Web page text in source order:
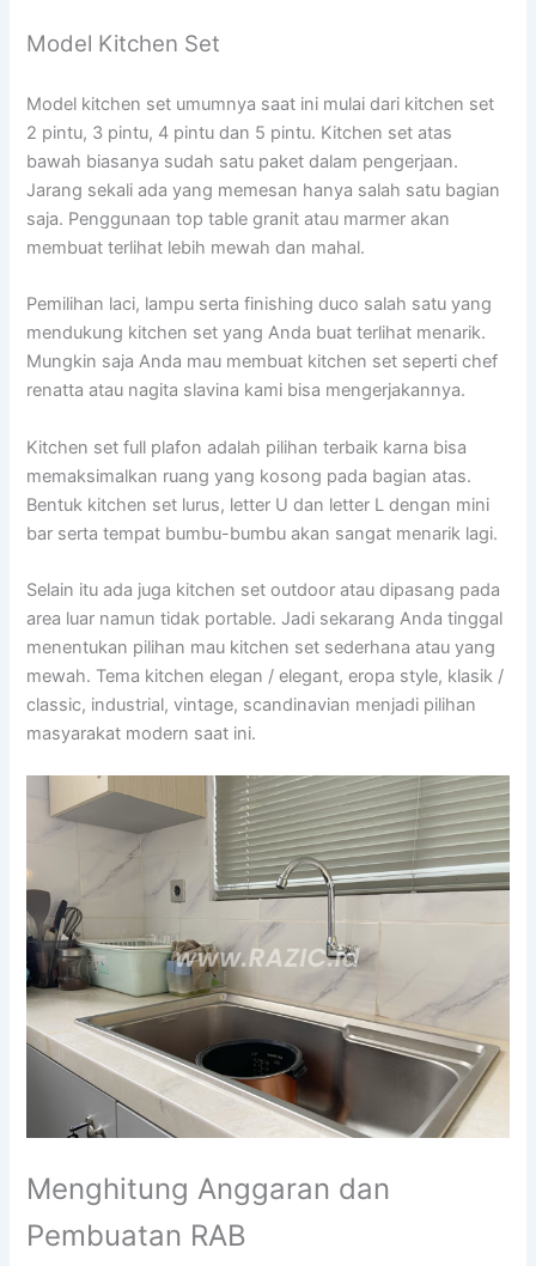
Model Kitchen Set
Model kitchen set umumnya saat ini mulai dari kitchen set
2 pintu, 3 pintu, 4 pintu dan 5 pintu. Kitchen set atas
bawah biasanya sudah satu paket dalam pengerjaan.
Jarang sekali ada yang memesan hanya salah satu bagian
saja. Penggunaan top table granit atau marmer akan
membuat terlihat lebih mewah dan mahal.
Pemilihan laci, lampu serta finishing duco salah satu yang
mendukung kitchen set yang Anda buat terlihat menarik.
Mungkin saja Anda mau membuat kitchen set seperti chef
renatta atau nagita slavina kami bisa mengerjakannya.
Kitchen set full plafon adalah pilihan terbaik karna bisa
memaksimalkan ruang yang kosong pada bagian atas.
Bentuk kitchen set lurus, letter U dan letter L dengan mini
bar serta tempat bumbu-bumbu akan sangat menarik lagi.
Selain itu ada juga kitchen set outdoor atau dipasang pada
area luar namun tidak portable. Jadi sekarang Anda tinggal
menentukan pilihan mau kitchen set sederhana atau yang
mewah. Tema kitchen elegan / elegant, eropa style, klasik /
classic, industrial, vintage, scandinavian menjadi pilihan
masyarakat modern saat ini.
Menghitung Anggaran dan
Pembuatan RAB